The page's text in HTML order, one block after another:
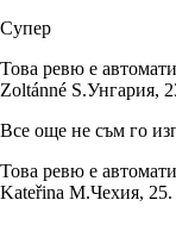
Супер
Това ревю е
Zoltánné S.Унгария,
Все още не съм го
Това ревю е
Kateřina M.Чехия,